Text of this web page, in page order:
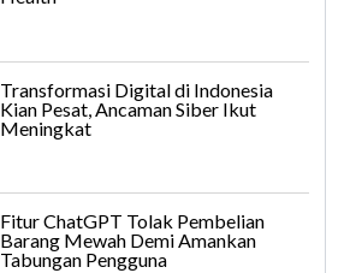
Transformasi Digital di Indonesia
Kian Pesat, Ancaman Siber Ikut
Meningkat
Fitur ChatGPT Tolak Pembelian
Barang Mewah Demi Amankan
Tabungan Pengguna